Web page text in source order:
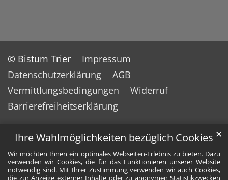
Ihre Wahlmöglichkeiten bezüglich Cookies
Wir möchten Ihnen ein optimales Webseiten-Erlebnis zu bieten. Dazu
verwenden wir Cookies, die für das Funktionieren unserer Website
notwendig sind. Mit Ihrer Zustimmung verwenden wir auch Cookies,
die zur Anzeige externer Inhalte oder zu anonymen Statistikzwecken
✕
© Bistum Trier
Impressum
Datenschutzerklärung
AGB
Vermittlungsbedingungen
Widerruf
Barrierefreiheitserklärung